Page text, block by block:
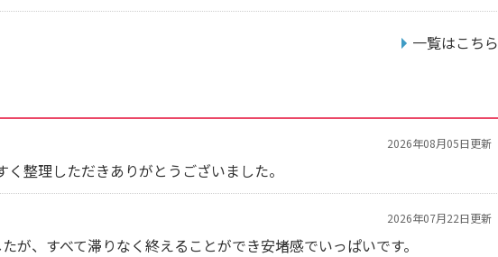
一覧はこちら
2026年08月05日更新
整理しただきありがとうございました。
2026年07月22日更新
が、すべて滞りなく終えることができ安堵感でいっぱいです。